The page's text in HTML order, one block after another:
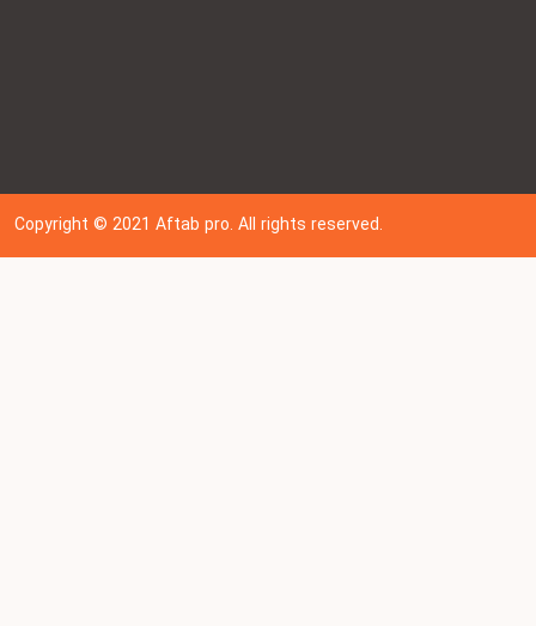
Copyright © 202 1Aftab pro. All rights reserved.